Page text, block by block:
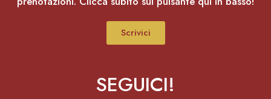
Scrivici
SEGUICI!